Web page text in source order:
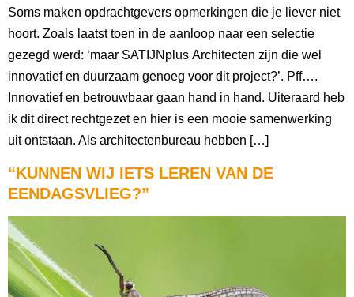
Soms maken opdrachtgevers opmerkingen die je liever niet
hoort. Zoals laatst toen in de aanloop naar een selectie
gezegd werd: ‘maar SATIJNplus Architecten zijn die wel
innovatief en duurzaam genoeg voor dit project?’. Pff….
Innovatief en betrouwbaar gaan hand in hand. Uiteraard heb
ik dit direct rechtgezet en hier is een mooie samenwerking
uit ontstaan. Als architectenbureau hebben […]
“KUNNEN WIJ IETS LEREN VAN DE
EENDAGSVLIEG?”